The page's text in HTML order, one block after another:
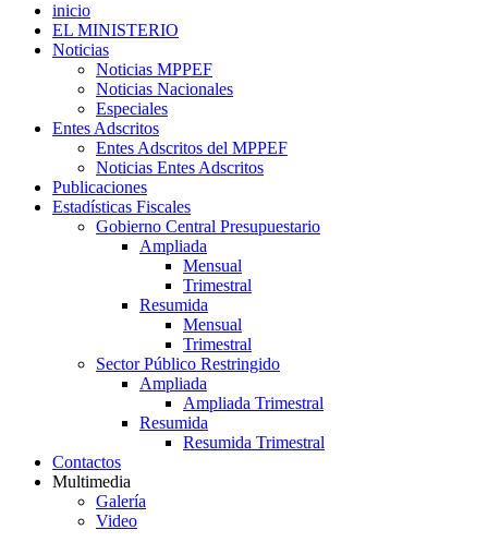
inicio
EL MINISTERIO
Noticias
Noticias MPPEF
Noticias Nacionales
Especiales
Entes Adscritos
Entes Adscritos del MPPEF
Noticias Entes Adscritos
Publicaciones
Estadísticas Fiscales
Gobierno Central Presupuestario
Ampliada
Mensual
Trimestral
Resumida
Mensual
Trimestral
Sector Público Restringido
Ampliada
Ampliada Trimestral
Resumida
Resumida Trimestral
Contactos
Multimedia
Galería
Video